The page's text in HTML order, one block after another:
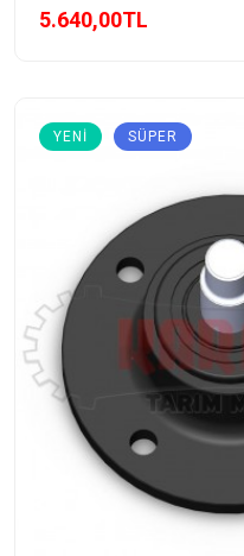
5.640,00TL
YENI SÜPER